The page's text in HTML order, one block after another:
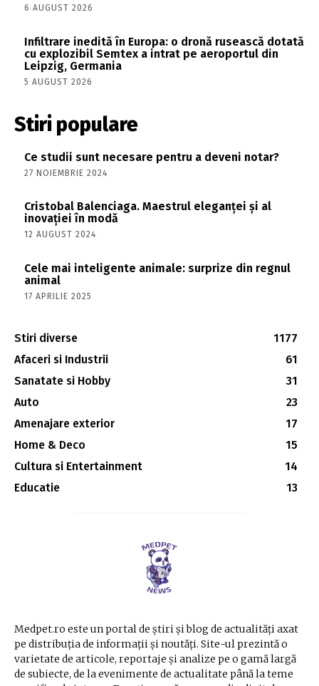
6 AUGUST 2026
Infiltrare inedită în Europa: o dronă rusească dotată
cu explozibil Semtex a intrat pe aeroportul din
Leipzig, Germania
5 AUGUST 2026
Stiri populare
Ce studii sunt necesare pentru a deveni notar?
27 NOIEMBRIE 2024
Cristobal Balenciaga. Maestrul eleganței și al
inovației în modă
12 AUGUST 2024
Cele mai inteligente animale: surprize din regnul
animal
17 APRILIE 2025
Stiri diverse
1177
Afaceri si Industrii
61
Sanatate si Hobby
31
Auto
23
Amenajare exterior
17
Home & Deco
15
Cultura si Entertainment
14
Educatie
13
Medpet.ro este un portal de știri și blog de actualități axat
pe distribuția de informații și noutăți. Site-ul prezintă o
varietate de articole, reportaje și analize pe o gamă largă
de subiecte, de la evenimente de actualitate până la teme